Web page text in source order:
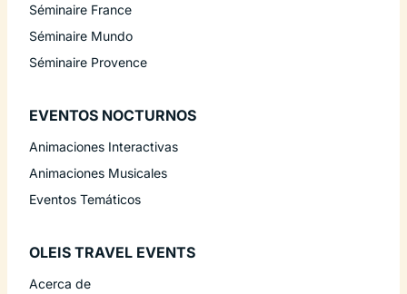
Séminaire France
Séminaire Mundo
Séminaire Provence
EVENTOS NOCTURNOS
Animaciones Interactivas
Animaciones Musicales
Eventos Temáticos
OLEIS TRAVEL EVENTS
Acerca de